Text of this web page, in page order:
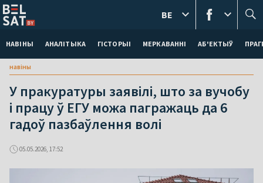
НАВІНЫ АНАЛІТЫКА ГІСТОРЫІ МЕРКАВАННI АБ'ЕКТЫЎ
BE
навіны
У пракуратуры заявілі, што за вучобу
і працу ў ЕГУ можа пагражаць да 6
гадоў пазбаўлення волі
05.05.2026, 17:52